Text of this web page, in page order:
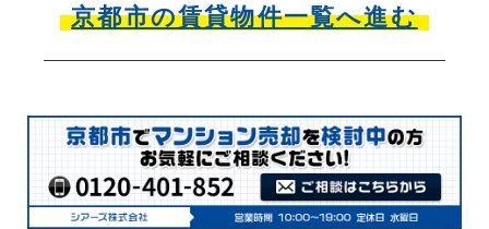
京都市の賃貸物件一覧へ進む